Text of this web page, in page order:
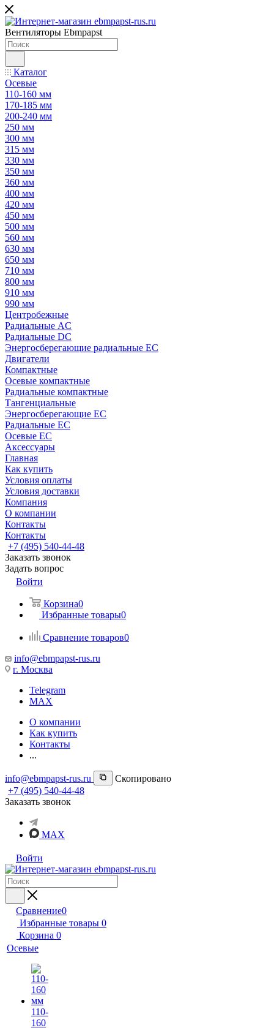
Вентиляторы Ebmpapst
Каталог
Осевые
110-160 мм
170-185 мм
200-240 мм
250 мм
300 мм
315 мм
330 мм
350 мм
360 мм
400 мм
420 мм
450 мм
500 мм
560 мм
630 мм
650 мм
710 мм
800 мм
910 мм
990 мм
Центробежные
Радиальные AC
Радиальные DC
Энергосберегающие радиальные EC
Двигатели
Компактные
Осевые компактные
Радиальные компактные
Тангенциальные
Энергосберегающие EC
Радиальные EC
Осевые EC
Аксессуары
Главная
Как купить
Условия оплаты
Условия доставки
Компания
О компании
Контакты
Контакты
+7 (495) 540-44-48
Заказать звонок
Задать вопрос
Войти
Корзина0
Избранные товары0
Сравнение товаров0
info@ebmpapst-rus.ru
г. Москва
Telegram
MAX
О компании
Как купить
Контакты
...
info@ebmpapst-rus.ru
Скопировано
+7 (495) 540-44-48
Заказать звонок
MAX
Войти
Сравнение0
Избранные товары 0
Корзина 0
Осевые
110-
160